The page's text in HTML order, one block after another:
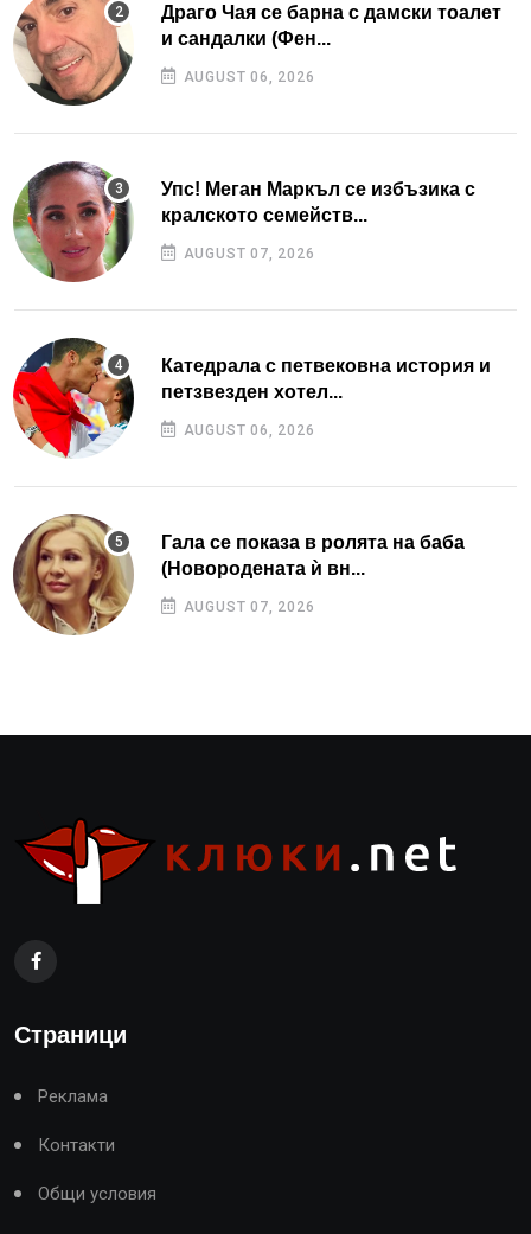
Драго Чая се барна с дамски тоалет
и сандалки (Фен...
AUGUST 06, 2026
Упс! Меган Маркъл се избъзика с
кралското семейств...
AUGUST 07, 2026
Катедрала с петвековна история и
петзвезден хотел...
AUGUST 06, 2026
Гала се показа в ролята на баба
(Новородената ѝ вн...
AUGUST 07, 2026
Страници
Реклама
Контакти
Общи условия